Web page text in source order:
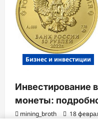
Бизнес и инвестиции
Инвестирование
монеты:
mining_broth 18